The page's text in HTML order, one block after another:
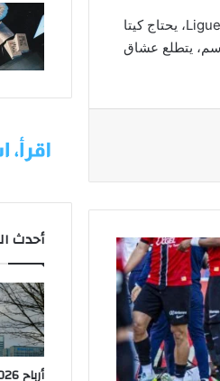
بينما يشهد نانت صراعات من أجل البقاء في الدوري، حيث يحتل المركز الثاني من القاع في دوري Ligue 1، يحتاج كيتا
يتطلع عشاق
أحدث